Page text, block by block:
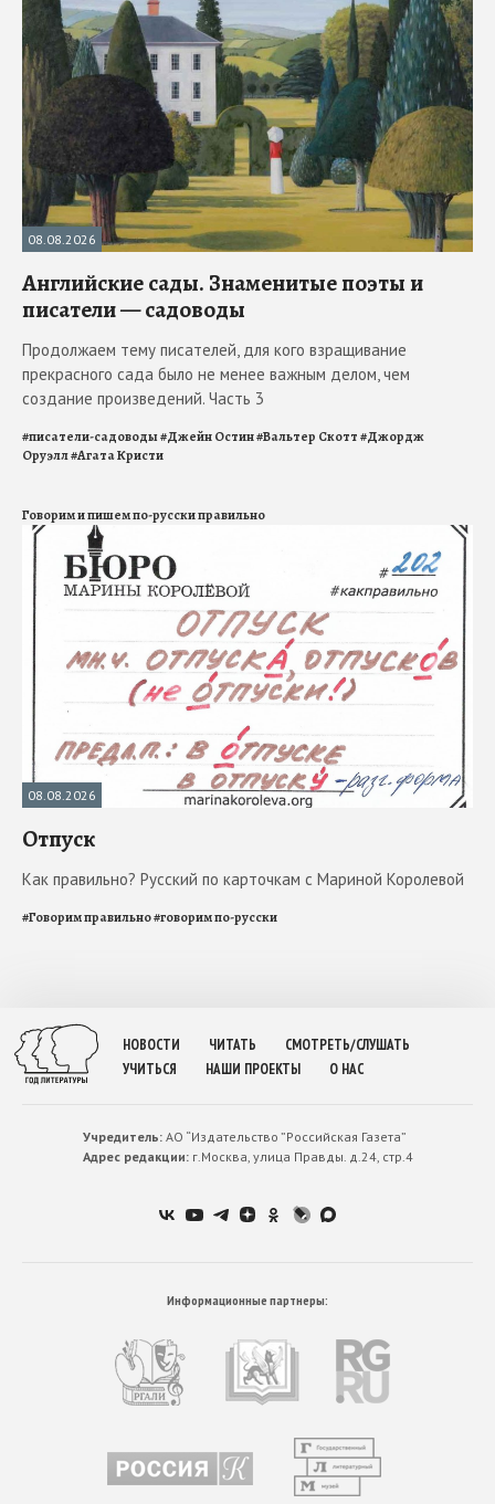
08.08.2026
Английские сады. Знаменитые поэты и
писатели — садоводы
Продолжаем тему писателей, для кого взращивание
прекрасного сада было не менее важным делом, чем
создание произведений. Часть 3
#писатели-садоводы#Джейн Остин#Вальтер Скотт#Джордж
Оруэлл#Агата Кристи
Говорим и пишем по-русски правильно
08.08.2026
Отпуск
Как правильно? Русский по карточкам с Мариной Королевой
#Говорим правильно#говорим по-русски
НОВОСТИ ЧИТАТЬ
СМОТРЕТЬ/СЛУШАТЬ
УЧИТЬСЯ
НАШИ ПРОЕКТЫ О НАС
Учредитель:АО “Издательство ”Российская Газета”
Адрес редакции:г.Москва, улица Правды. д.24, стр.4
Информационные партнеры: